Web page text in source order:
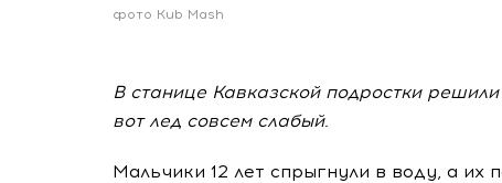
фото Kub Mash
В станице Кавказской подростки
вот лед совсем слабый.
Мальчики 12 лет спрыгнули в воду, а их